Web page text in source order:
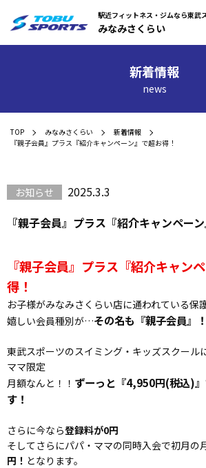
駅近フィットネス・ジムなら東武
みなみさくらい
新着情報
news
TOP みなみさくらい
新着情報
『親子会員』プラス『紹介キャンペーン』で超お得！
お知らせ
2025.3.3
『親子会員』プラス『紹介キャンペー
『親子会員』プラス『紹介キャン
得！
お子様がみなみさくらい店に通われている保
嬉しい会員種別が…その名も『親子会員』！
東武スポーツのスイミング・キッズスクール
ママ限定
月額なんと！！ ずーっと『4,950円(税込)
す！
さらに今なら登録料が0円
そしてさらにパパ・ママの同時入会で初月の
円！ となります。